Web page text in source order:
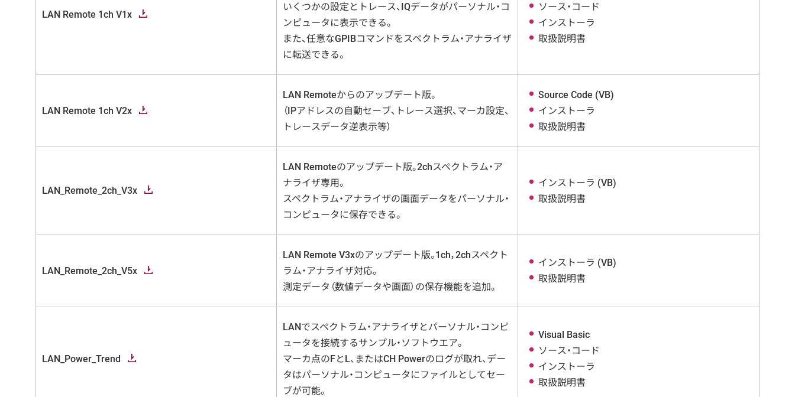
LAN Remote 1ch V1x
いくつかの設定とトレース、IQデータがパーソナル・コ
ンピュータに表示できる。
また、任意なGPIBコマンドをスペクトラム・アナライザ
に転送できる。
ソース・コード
インストーラ
取扱説明書
LAN Remote 1ch V2x
LAN Remoteからのアップデート版。
（IPアドレスの自動セーブ、トレース選択、マーカ設定、
トレースデータ逆表示等）
Source Code (VB)
インストーラ
取扱説明書
LAN_Remote_2ch_V3x
LAN Remoteのアップデート版。2chスペクトラム・ア
ナライザ専用。
スペクトラム・アナライザの画面データをパーソナル・
コンピュータに保存できる。
インストーラ (VB)
取扱説明書
LAN_Remote_2ch_V5x
LAN Remote V3xのアップデート版。1ch，2chスペクト
ラム・アナライザ対応。
測定データ（数値データや画面）の保存機能を追加。
インストーラ (VB)
取扱説明書
LAN_Power_Trend
LANでスペクトラム・アナライザとパーソナル・コンピ
ュータを接続するサンプル・ソフトウエア。
マーカ点のFとL、またはCH Powerのログが取れ、デー
タはパーソナル・コンピュータにファイルとしてセー
ブが可能。
Visual Basic
ソース・コード
インストーラ
取扱説明書